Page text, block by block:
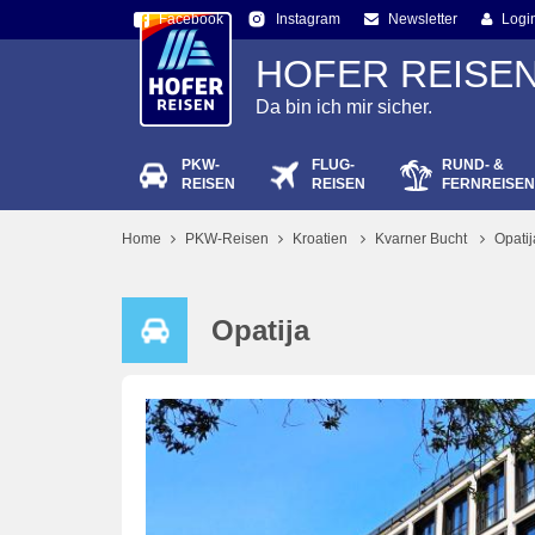
Facebook Instagram Newsletter
HOFER
Da bin ich mir sicher.
PKW-
REISEN
FLUG-
REISEN
RUND- &
FERNREISEN
Home PKW-Reisen Kroatien Kvarner Bucht
Opatija